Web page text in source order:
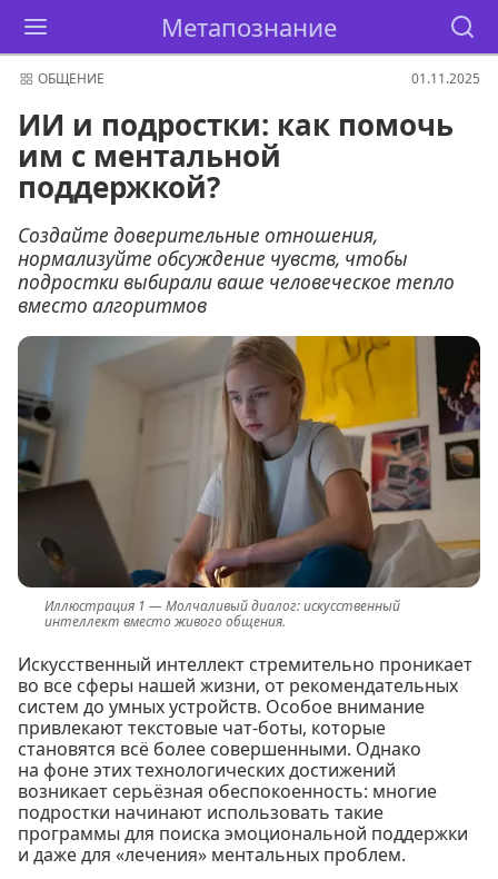
Метапознание
ОБЩЕНИЕ 01.11.2025
ИИ и подростки: как помочь
им с ментальной
поддержкой?
Создайте доверительные отношения,
нормализуйте обсуждение чувств, чтобы
подростки выбирали ваше человеческое тепло
вместо алгоритмов
Молчаливый диалог: искусственный
интеллект вместо живого общения.
Искусственный интеллект стремительно проникает
во все сферы нашей жизни, от рекомендательных
систем до умных устройств. Особое внимание
привлекают текстовые чат-боты, которые
становятся всё более совершенными. Однако
на фоне этих технологических достижений
возникает серьёзная обеспокоенность: многие
подростки начинают использовать такие
программы для поиска эмоциональной поддержки
и даже для «лечения» ментальных проблем.